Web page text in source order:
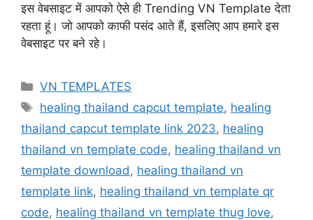
इस वेबसाइट में आपको ऐसे ही Trending VN Template देता
रहता हूं। जो आपको काफी पसंद आते हैं, इसलिए आप हमारे इस
वेबसाइट पर बने रहे।
Categories
VN TEMPLATES
Tags
healing thailand capcut template, healing
thailand capcut template link 2023, healing
thailand vn template code, healing thailand vn
template download , healing thailand vn
template link, healing thailand vn template qr
code, healing thailand vn template thug love,